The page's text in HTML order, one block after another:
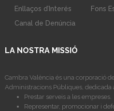
Enllaços d’Interés
Fons
Canal de Denúncia
LA NOSTRA MISSIÓ
Cambra València és una corporació
Administracions Públiques, dedicada
Prestar serveis a les empreses.
Representar, promocionar i